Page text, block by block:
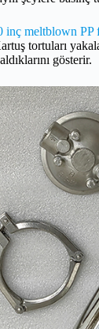
inç meltblown PP
tortuları
gösterir.